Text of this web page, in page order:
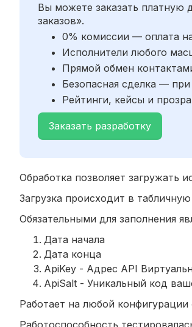
Вы можете заказать платную
заказов».
0% комиссии — оплата
Исполнители любого
Прямой обмен
Безопасная сделка —
Рейтинги, кейсы и
Заказать разработку
Обработка позволяет загружать
Загрузка происходит в
Обязательными для заполнения
Дата начала
Дата конца
ApiKey - Адрес API
ApiSalt - Уникальный код
Работает на любой
Работоспособность